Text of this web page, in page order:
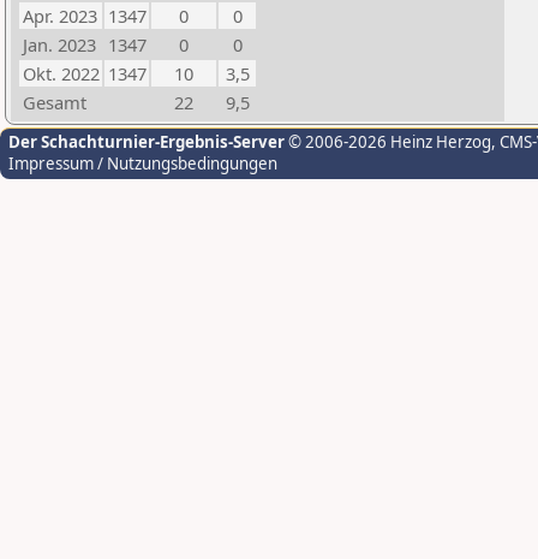
Apr. 2023 1347 0
0
Jan. 2023 1347 0
0
Okt. 2022 1347 10
3,5
Gesamt
22 9,5
Der Schachturnier-Ergebnis-Server© 2006-2026 Heinz Herzog,
Impressum / Nutzungsbedingungen